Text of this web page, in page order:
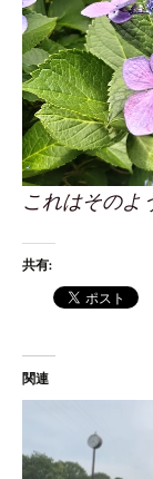
これはそのよ
共有:
関連